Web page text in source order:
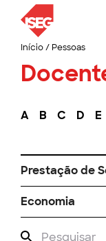
Início/ Pessoas
A B C D E
Prestação de
Economia